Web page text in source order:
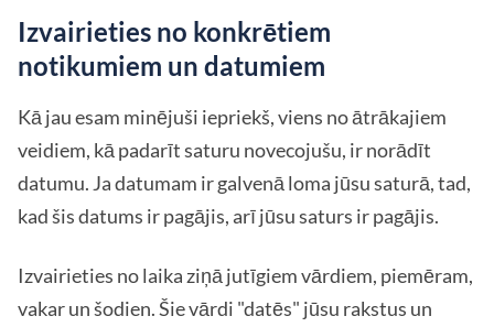
Izvairieties no konkrētiem
notikumiem un datumiem
Kā jau esam minējuši iepriekš, viens no ātrākajiem
veidiem, kā padarīt saturu novecojušu, ir norādīt
datumu. Ja datumam ir galvenā loma jūsu saturā, tad,
kad šis datums ir pagājis, arī jūsu saturs ir pagājis.
Izvairieties no laika ziņā jutīgiem vārdiem, piemēram,
vakar un šodien. Šie vārdi "datēs" jūsu rakstus un